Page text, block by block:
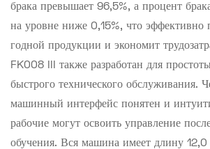
брака превышает 96,5%, а процент
на уровне ниже 0,15%, что эффективно
годной продукции и экономит
FK008 III также разработан для
быстрого технического обслуживания.
машинный интерфейс понятен и
рабочие могут освоить управление
обучения. Вся машина имеет длину